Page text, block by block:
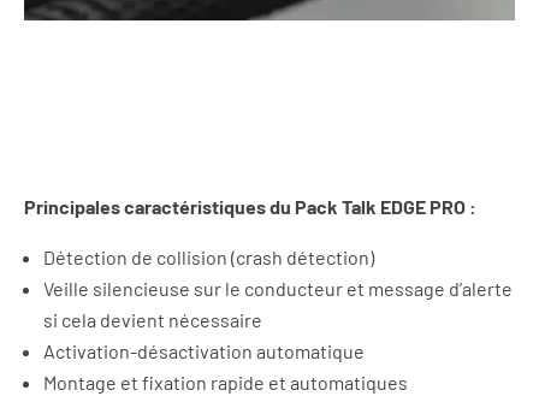
Principales caractéristiques du Pack Talk EDGE PRO :
Détection de collision (crash détection)
Veille silencieuse sur le conducteur et message d’alerte
si cela devient nécessaire
Activation-désactivation automatique
Montage et fixation rapide et automatiques